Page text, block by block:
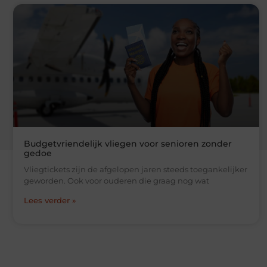
Budgetvriendelijk vliegen voor senioren zonder
gedoe
Vliegtickets zijn de afgelopen jaren steeds toegankelijker
geworden. Ook voor ouderen die graag nog wat
Lees verder »